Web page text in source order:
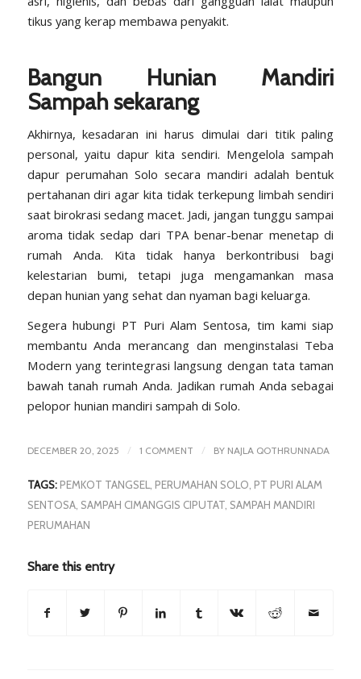
tikus yang kerap membawa penyakit.
Bangun Hunian Mandiri
Sampah sekarang
Akhirnya, kesadaran ini harus dimulai dari titik paling
personal, yaitu dapur kita sendiri. Mengelola sampah
dapur perumahan Solo secara mandiri adalah bentuk
pertahanan diri agar kita tidak terkepung limbah sendiri
saat birokrasi sedang macet. Jadi, jangan tunggu sampai
aroma tidak sedap dari TPA benar-benar menetap di
rumah Anda. Kita tidak hanya berkontribusi bagi
kelestarian bumi, tetapi juga mengamankan masa
depan hunian yang sehat dan nyaman bagi keluarga.
Segera hubungi PT Puri Alam Sentosa, tim kami siap
membantu Anda merancang dan menginstalasi Teba
Modern yang terintegrasi langsung dengan tata taman
bawah tanah rumah Anda. Jadikan rumah Anda sebagai
pelopor hunian mandiri sampah di Solo.
DECEMBER 20, 2025 / 1 COMMENT / BY NAJLA QOTHRUNNADA
TAGS: PEMKOT TANGSEL PERUMAHAN SOLO PT PURI ALAM
SENTOSA, SAMPAH CIMANGGIS CIPUTAT, SAMPAH MANDIRI
PERUMAHAN
Share this entry